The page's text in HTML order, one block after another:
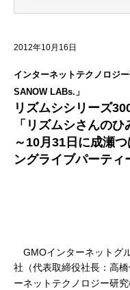
2012年10月16日
インターネットテクノロジ
SANOW LABs.」
リズムシシリーズ
「リズムシさんの
～10月31日に成瀬
ングライブパーティ
GMOインターネットグ
社（代表取締役社長：高
ーネットテクノロジー研究